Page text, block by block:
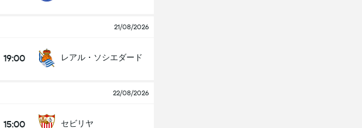
21/08/2026
19:00 レアル・ソシエダード
22/08/2026
15:00 セビリヤ